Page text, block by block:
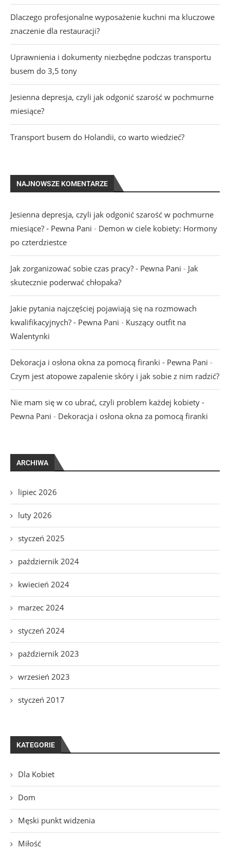
Dlaczego profesjonalne wyposażenie kuchni ma kluczowe
znaczenie dla restauracji?
Uprawnienia i dokumenty niezbędne podczas transportu
busem do 3,5 tony
Jesienna depresja, czyli jak odgonić szarość w pochmurne
miesiące?
Transport busem do Holandii, co warto wiedzieć?
NAJNOWSZE KOMENTARZE
Jesienna depresja, czyli jak odgonić szarość w pochmurne
miesiące? - Pewna Pani - Demon w ciele kobiety: Hormony
po czterdziestce
Jak zorganizować sobie czas pracy? - Pewna Pani - Jak
skutecznie poderwać chłopaka?
Jakie pytania najczęściej pojawiają się na rozmowach
kwalifikacyjnych? - Pewna Pani - Kuszący outfit na
Walentynki
Dekoracja i osłona okna za pomocą firanki - Pewna Pani -
Czym jest atopowe zapalenie skóry i jak sobie z nim radzić?
Nie mam się w co ubrać, czyli problem każdej kobiety -
Pewna Pani - Dekoracja i osłona okna za pomocą firanki
ARCHIWA
lipiec 2026
luty 2026
styczeń 2025
październik 2024
kwiecień 2024
marzec 2024
styczeń 2024
październik 2023
wrzesień 2023
styczeń 2017
KATEGORIE
Dla Kobiet
Dom
Męski punkt widzenia
Miłość